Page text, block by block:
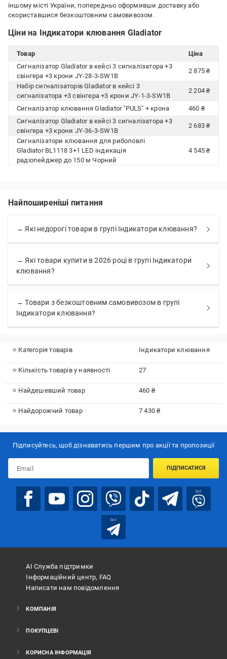
іншому місті України, попередньо оформивши доставку або
скориставшися безкоштовним самовивозом.
Ціни на Індикатори клювання Gladiator
Товар
Ціна
Сигналізатор Gladiator в кейсі 3 сигналізатора +3
свінгера +3 крони JY-28-3-SW1B
2 875 ₴
Набір сигналізаторів Gladiator в кейсі 3
сигналізатора +3 свінгера +3 крони JY-1-3-SW1B
2 204 ₴
Сигналізатор клювання Gladiator "PULS" + крона
460 ₴
Сигналізатор Gladiator в кейсі 3 сигналізатора +3
свінгера +3 крони JY-36-3-SW1B
2 683 ₴
Сигналізатори клювання для риболовлі
Gladiator BL1118 3+1 LED індикація
радіопейджер до 150 м Чорний
4 545 ₴
Найпоширеніші питання
→ Які недорогі товари в групі Індикатори клювання?
→ Які товари купити в 2026 році в групі Індикатори
клювання?
→ Товари з безкоштовним самовивозом в групі
Індикатори клювання?
⭐ Категорія товарів Індикатори клювання
⭐ Кількість товарів у наявності 27
⭐ Найдешевший товар 460 ₴
⭐ Найдорожчий товар 7 430 ₴
Підписуйтесь, щоб дізнаватись першим про акції та пропозиції
ПІДПИСАТИСЯ
bot
bot
АІ Служба підтримки
Інформаційний центр, FAQ
Написати нам повідомлення
КОМПАНІЯ
ПОКУПЦЕВІ
КОРИСНА ІНФОРМАЦІЯ